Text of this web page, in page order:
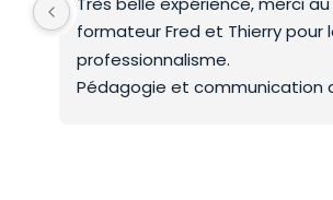
formateur Fred et Thierry pour
professionnalisme.
Pédagogie et communication